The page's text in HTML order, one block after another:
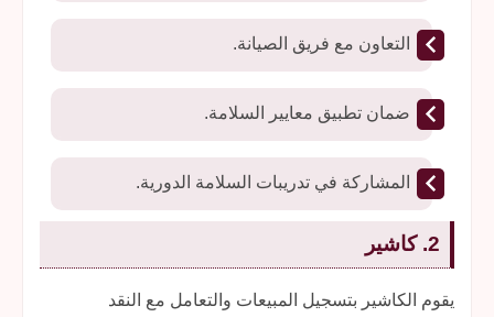
التعاون مع فريق الصيانة.
ضمان تطبيق معايير السلامة.
المشاركة في تدريبات السلامة الدورية.
2. كاشير
يقوم الكاشير بتسجيل المبيعات والتعامل مع النقد